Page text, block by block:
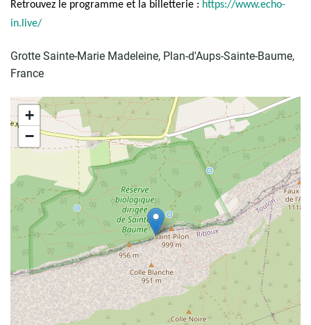
Retrouvez le programme et la billetterie : https://www.echo-
in.live/
Grotte Sainte-Marie Madeleine, Plan-d'Aups-Sainte-Baume,
France
+
−